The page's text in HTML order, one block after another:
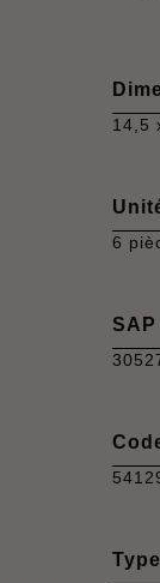
14,5
6
SAP